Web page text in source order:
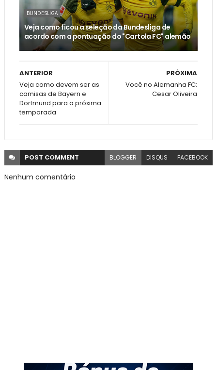
BUNDESLIGA
Veja como ficou a seleção da Bundesliga de
acordo com a pontuação do "Cartola FC" alemão
PRÓXIMA
Você no Alemanha FC:
Cesar Oliveira
ANTERIOR
Veja como devem ser as
camisas de Bayern e
Dortmund para a próxima
temporada
POST COMMENT BLOGGER DISQUS FACEBOOK
Nenhum comentário